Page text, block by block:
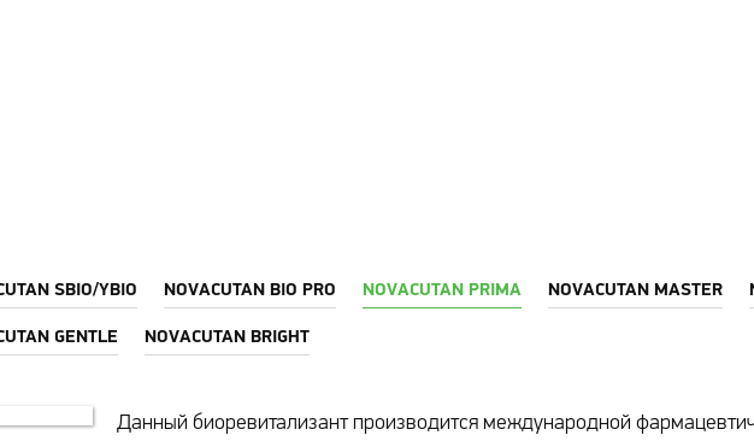
SBIO/YBIO NOVACUTAN BIO PRO NOVACUTAN PRIMA NOVACUTAN MASTER
GENTLE NOVACUTAN BRIGHT
Данный биоревитализант производится международной